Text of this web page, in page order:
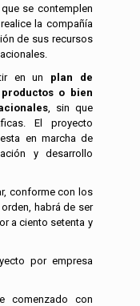
se contemplen
la compañía
de sus recursos
en un plan de
o bien
, sin que
El proyecto
en marcha de
y desarrollo
conforme con los
habrá de ser
a ciento setenta y
por empresa
comenzado con